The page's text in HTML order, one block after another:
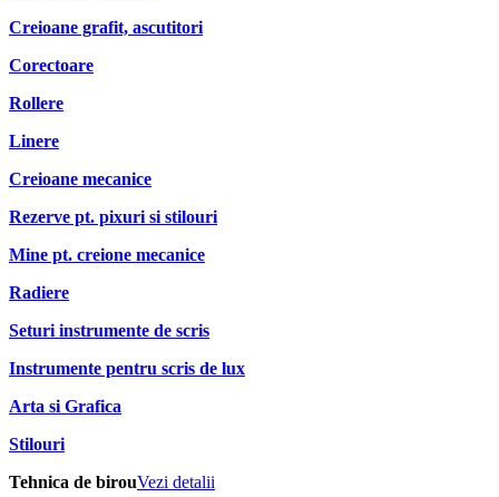
Creioane grafit, ascutitori
Corectoare
Rollere
Linere
Creioane mecanice
Rezerve pt. pixuri si stilouri
Mine pt. creione mecanice
Radiere
Seturi instrumente de scris
Instrumente pentru scris de lux
Arta si Grafica
Stilouri
Tehnica de birouVezi detalii